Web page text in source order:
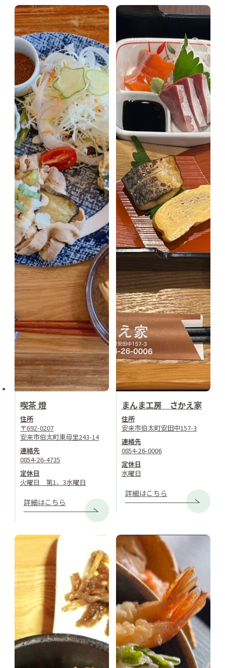
喫茶 燈
住所
〒692-0207
安来市伯太町東母里243-14
連絡先
0854-26-4735
定休日
火曜日 第1、3水曜日
詳細はこちら
まんま工房 さかえ家
住所
安来市伯太町安田中157-3
連絡先
0854-26-0006
定休日
水曜日
詳細はこちら